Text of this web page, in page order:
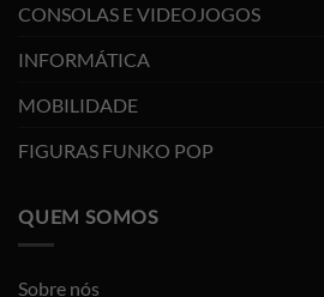
CONSOLAS E VIDEOJOGOS
INFORMÁTICA
MOBILIDADE
FIGURAS FUNKO POP
QUEM SOMOS
Sobre nós